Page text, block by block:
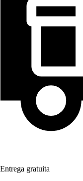
Entrega gratuita